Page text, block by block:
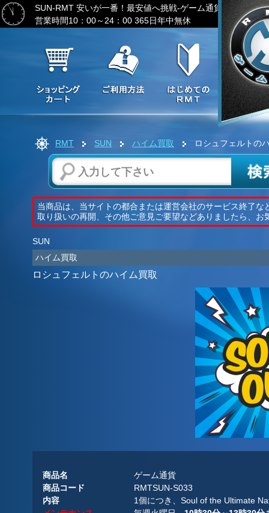
SUN-RMT 安いが一番！最安値へ挑戦-ゲーム通貨の激安販売
営業時間10：00～24：00 365日年中無休
RMT SUN ハイム買取 ロシュフェルトの
当商品は、当サイトの都合または運営会社のサービス終了
取り扱いの再開、その他ご意見ご要望などありましたら、お
SUN
ハイム買取
ロシュフェルトのハイム買取
商品名
ゲーム通貨
商品コード
RMTSUN-S033
内容
1個につき、Soul of the Ultimate